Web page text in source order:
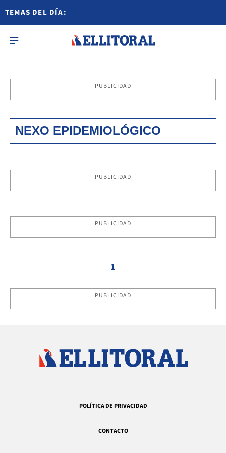
TEMAS DEL DÍA:
PUBLICIDAD
NEXO EPIDEMIOLÓGICO
PUBLICIDAD
PUBLICIDAD
1
PUBLICIDAD
POLÍTICA DE PRIVACIDAD
CONTACTO